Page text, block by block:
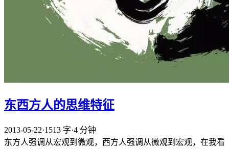
东西方人的思维特征
2013-05-22·1513 字·4 分钟
东方人强调从宏观到微观，西方人强调从微观到宏观，在我看